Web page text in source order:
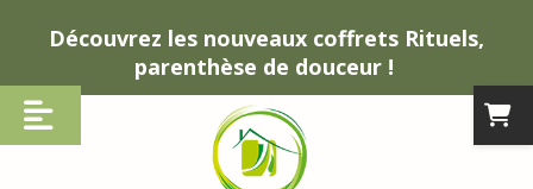
Découvrez les nouveaux coffrets Rituels,
parenthèse de douceur !